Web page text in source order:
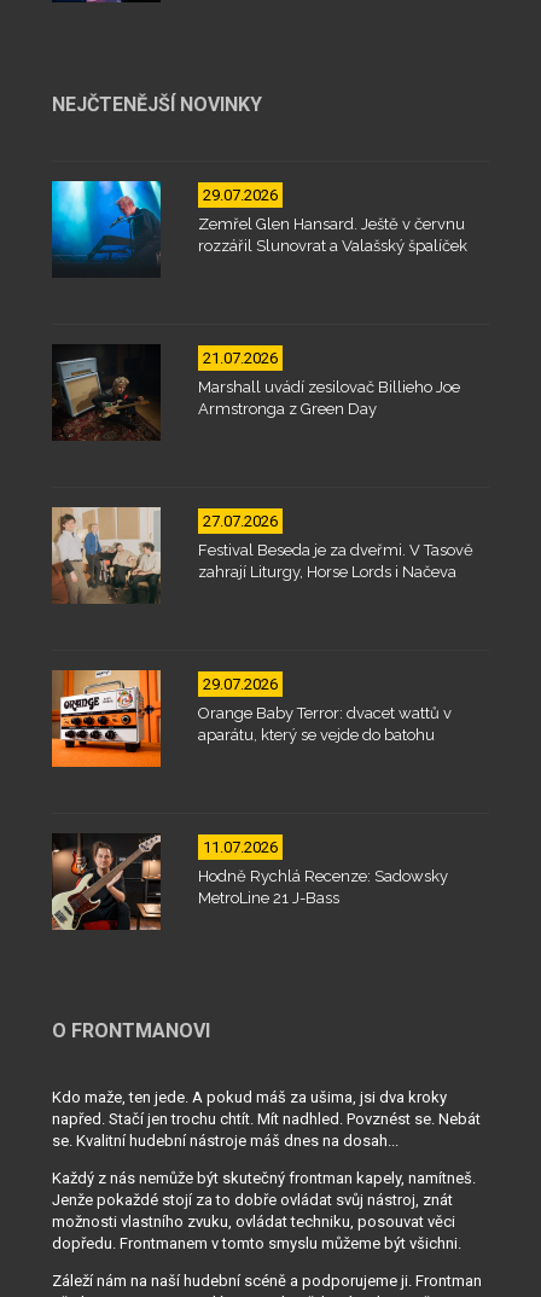
NEJČTENĚJŠÍ NOVINKY
29.07.2026
Zemřel Glen Hansard. Ještě v červnu
rozzářil Slunovrat a Valašský špalíček
21.07.2026
Marshall uvádí zesilovač Billieho Joe
Armstronga z Green Day
27.07.2026
Festival Beseda je za dveřmi. V Tasově
zahrají Liturgy, Horse Lords i Načeva
29.07.2026
Orange Baby Terror: dvacet wattů v
aparátu, který se vejde do batohu
11.07.2026
Hodně Rychlá Recenze: Sadowsky
MetroLine 21 J-Bass
O FRONTMANOVI
Kdo maže, ten jede. A pokud máš za ušima, jsi dva kroky
napřed. Stačí jen trochu chtít. Mít nadhled. Povznést se. Nebát
se. Kvalitní hudební nástroje máš dnes na dosah...
Každý z nás nemůže být skutečný frontman kapely, namítneš.
Jenže pokaždé stojí za to dobře ovládat svůj nástroj, znát
možnosti vlastního zvuku, ovládat techniku, posouvat věci
dopředu. Frontmanem v tomto smyslu můžeme být všichni.
Záleží nám na naší hudební scéně a podporujeme ji. Frontman